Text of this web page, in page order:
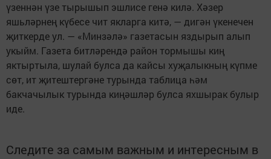
үзеннән үзе тырышып эшлисе генә килә. Хәзер
яшьләрнең күбесе чит якларга китә, — дигән үкенечен
җиткерде ул. — «Минзәлә» газетасын яздырып алып
укыйм. Газета битләрендә район тормышы киң
яктыртыла, шулай булса да кайсы хуҗалыкның күпме
сөт, ит җитештергәне турында таблица һәм
бакчачылык турында киңәшләр булса яхшырак булыр
иде.
Следите за самым важным и интересным в